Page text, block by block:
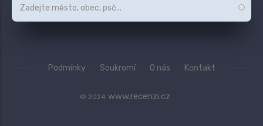
Podmínky Soukromí O nás Kontakt
© 2024 www.recenzi.cz